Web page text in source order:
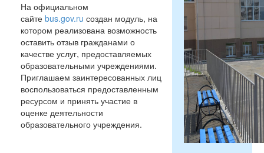
На официальном
сайте bus.gov.ru создан модуль, на
котором реализована возможность
оставить отзыв гражданами о
качестве услуг, предоставляемых
образовательными учреждениями.
Приглашаем заинтересованных лиц
воспользоваться предоставленным
ресурсом и принять участие в
оценке деятельности
образовательного учреждения.